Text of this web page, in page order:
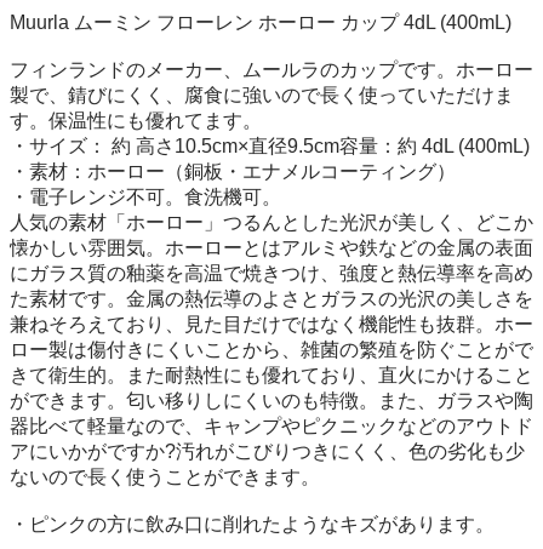
Muurla ムーミン フローレン ホーロー カップ 4dL (400mL)
フィンランドのメーカー、ムールラのカップです。ホーロー
製で、錆びにくく、腐食に強いので長く使っていただけま
す。保温性にも優れてます。
・サイズ： 約 高さ10.5cm×直径9.5cm容量：約 4dL (400mL)
・素材：ホーロー（銅板・エナメルコーティング）
・電子レンジ不可。食洗機可。
人気の素材「ホーロー」つるんとした光沢が美しく、どこか
懐かしい雰囲気。ホーローとはアルミや鉄などの金属の表面
にガラス質の釉薬を高温で焼きつけ、強度と熱伝導率を高め
た素材です。金属の熱伝導のよさとガラスの光沢の美しさを
兼ねそろえており、見た目だけではなく機能性も抜群。ホー
ロー製は傷付きにくいことから、雑菌の繁殖を防ぐことがで
きて衛生的。また耐熱性にも優れており、直火にかけること
ができます。匂い移りしにくいのも特徴。また、ガラスや陶
器比べて軽量なので、キャンプやピクニックなどのアウトド
アにいかがですか?汚れがこびりつきにくく、色の劣化も少
ないので長く使うことができます。
・ピンクの方に飲み口に削れたようなキズがあります。